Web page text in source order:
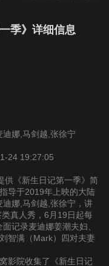
第20190814期
季》详细信息
娜,马剑越,张徐宁
24 19:27:05
供《新生日记第一季》简
导于2019年上映的大陆
娜,马剑越,张徐宁，讲
真人秀，6月19日起每
记录麦迪娜姜潮夫妇、
智满（Mark）四对夫妻
影院收集了《新生日记